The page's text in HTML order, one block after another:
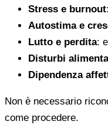
Stress e burnout
Autostima e
Lutto e perdita:
Disturbi
Dipendenza
Non è necessario
come procedere.